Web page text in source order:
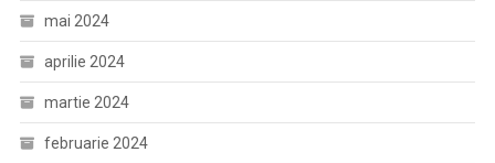
mai 2024
aprilie 2024
martie 2024
februarie 2024